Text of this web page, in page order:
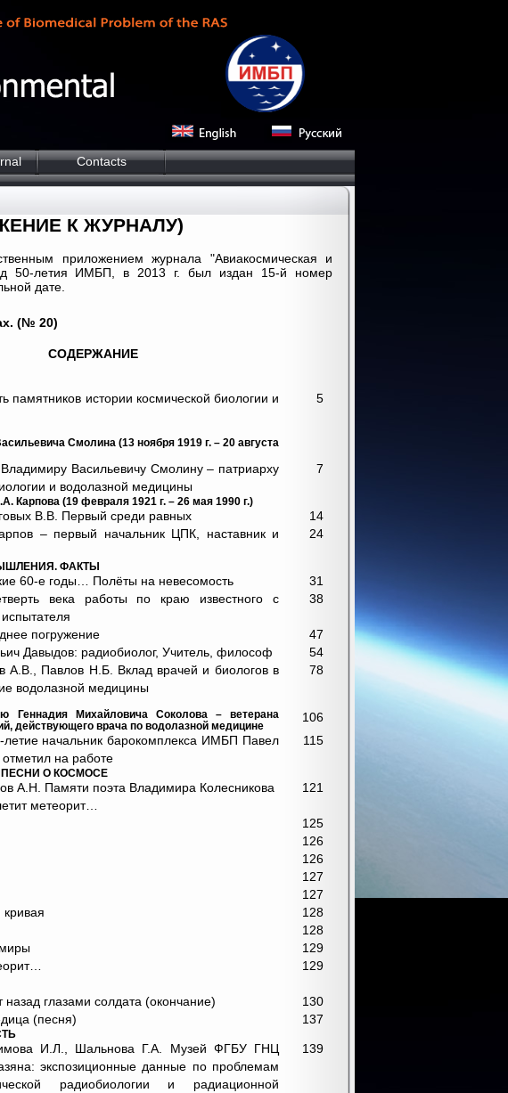
Contacts
К ЖУРНАЛУ)
приложением журнала "Авиакосмическая и
50-летия ИМБП, в 2013 г. был издан 15-й номер
дате.
(№ 20)
СОДЕРЖАНИЕ
памятников истории космической биологии и
5
Смолина (13 ноября 1919 г. – 20 августа
Васильевичу Смолину – патриарху
и водолазной медицины
7
Карпова (19 февраля 1921 г. – 26 мая 1990 г.)
В.В. Первый среди равных
14
– первый начальник ЦПК, наставник и
24
ФАКТЫ
60-е годы… Полёты на невесомость
31
века работы по краю известного с
38
погружение
47
Давыдов: радиобиолог, Учитель, философ
54
А.В., Павлов Н.Б. Вклад врачей и биологов в
водолазной медицины
78
Геннадия Михайловича Соколова – ветерана
действующего врача по водолазной медицине
106
начальник барокомплекса ИМБП Павел
на работе
115
О КОСМОСЕ
А.Н. Памяти поэта Владимира Колесникова
121
метеорит…
125
126
126
127
127
128
128
129
129
назад глазами солдата (окончание)
130
(песня)
137
И.Л., Шальнова Г.А. Музей ФГБУ ГНЦ
экспозиционные данные по проблемам
радиобиологии и радиационной
139